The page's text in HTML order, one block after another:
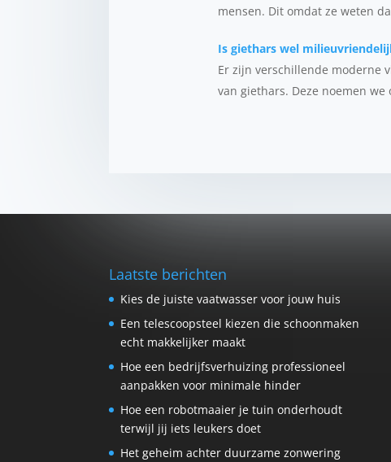
mensen. Dit omdat ze weten
Is giethars wel
Er zijn verschillende moderne
van giethars. Deze noemen
Laatste berichten
Kies de juiste vaatwasser voor jouw huis
Een telescoopsteel kiezen die schoonmaken
echt makkelijker maakt
Hoe een bedrijfsverhuizing professioneel
aanpakken voor minimale hinder
Hoe een robotmaaier je tuin onderhoudt
terwijl jij iets leukers doet
Het geheim achter duurzame zonwering